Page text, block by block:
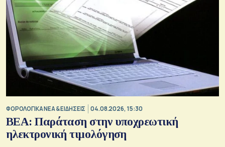
ΦΟΡΟΛΟΓΙΚΑ ΝΕΑ & EΙΔΗΣΕΙΣ 04.08.2026, 15:30
BEA: Παράταση στην υποχρεωτική
ηλεκτρονική τιμολόγηση